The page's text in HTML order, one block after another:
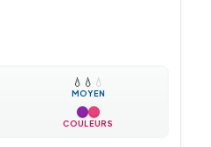
💧 💧 💧
MOYEN
COULEURS